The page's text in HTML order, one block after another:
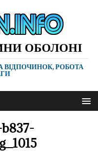
ОБОЛОНІ
ВІДПОЧИНОК, РОБОТА